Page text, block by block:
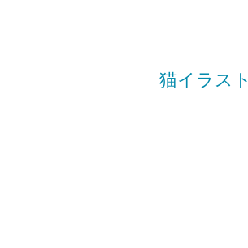
猫イラスト